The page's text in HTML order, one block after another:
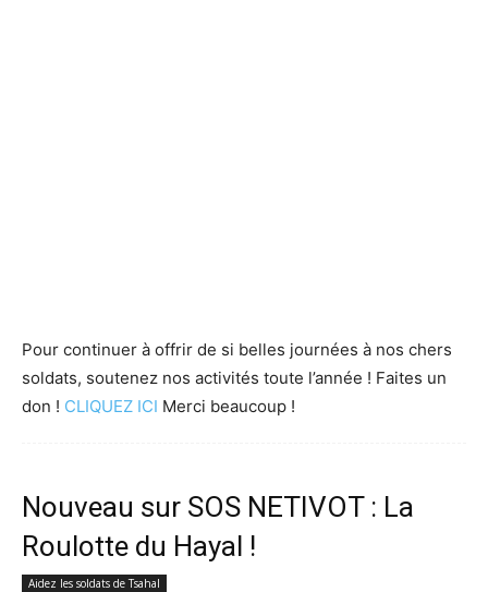
Pour continuer à offrir de si belles journées à nos chers
soldats, soutenez nos activités toute l’année ! Faites un
don ! CLIQUEZ ICI Merci beaucoup !
Nouveau sur SOS NETIVOT : La
Roulotte du Hayal !
Aidez les soldats de Tsahal